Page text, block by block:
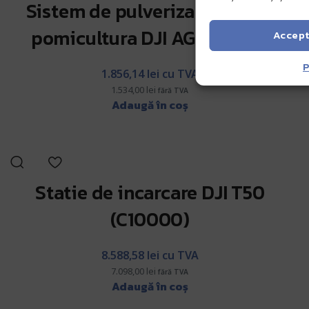
Sistem de pulverizare pentru
pomicultura DJI AGRAS T30
1.534,00 lei fără TVA
1.856,14lei cu TVA
Adaugă în coș
Statie de incarcare DJI T50
(C10000)
7.098,00 lei fără TVA
8.588,58 lei cu TVA
Adaugă în coș